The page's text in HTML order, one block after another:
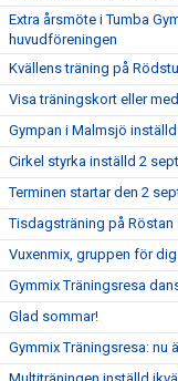
Extra årsmöte i Tumba
huvudföreningen
Kvällens träning på
Visa träningskort eller
Gympan i Malmsjö
Cirkel styrka inställd 2
Terminen startar den 2
Tisdagsträning på
Vuxenmix, gruppen för
Gymmix Träningsresa
Glad sommar!
Gymmix Träningsresa: nu